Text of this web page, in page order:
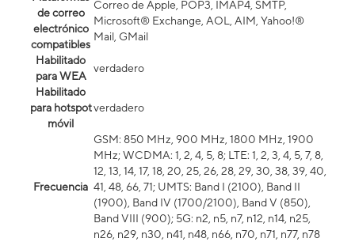
de correo
electrónico
compatibles
Correo de Apple, POP3, IMAP4, SMTP,
Microsoft® Exchange, AOL, AIM, Yahoo!®
Mail, GMail
Habilitado
para WEA
verdadero
Habilitado
para hotspot
móvil
verdadero
Frecuencia
GSM: 850 MHz, 900 MHz, 1800 MHz, 1900
MHz; WCDMA: 1, 2, 4, 5, 8; LTE: 1, 2, 3, 4, 5, 7, 8,
12, 13, 14, 17, 18, 20, 25, 26, 28, 29, 30, 38, 39, 40,
41, 48, 66, 71; UMTS: Band I (2100), Band II
(1900), Band IV (1700/2100), Band V (850),
Band VIII (900); 5G: n2, n5, n7, n12, n14, n25,
n26, n29, n30, n41, n48, n66, n70, n71, n77, n78